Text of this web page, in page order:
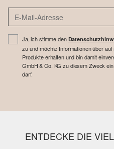
Ja, ich stimme den
zu und möchte Informationen über
Produkte erhalten und bin damit
GmbH & Co. KG zu diesem Zweck
darf.
ENTDECKE DIE